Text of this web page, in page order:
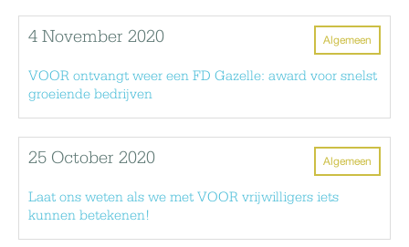
Algemeen
4 November 2020
VOOR ontvangt weer een FD Gazelle: award voor snelst
groeiende bedrijven
Algemeen
25 October 2020
Laat ons weten als we met VOOR vrijwilligers iets
kunnen betekenen!